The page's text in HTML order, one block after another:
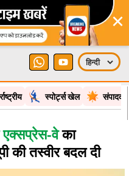
×
स्पोर्ट्स खेल
एक्सप्रेस-वेका
की तस्वीर बदल दी